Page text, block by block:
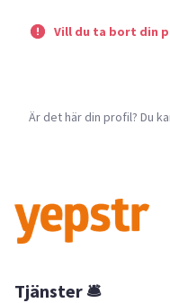
Vill du ta bort din
Är det här din profil? Du
Tjänster 🛎